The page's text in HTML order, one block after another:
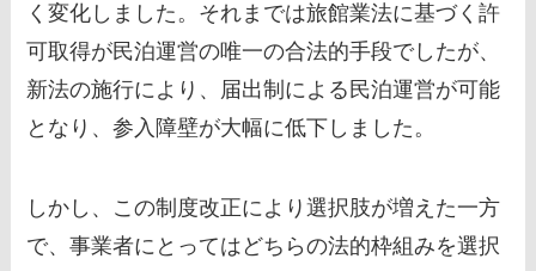
く変化しました。それまでは旅館業法に基づく許
可取得が民泊運営の唯一の合法的手段でしたが、
新法の施行により、届出制による民泊運営が可能
となり、参入障壁が大幅に低下しました。
しかし、この制度改正により選択肢が増えた一方
で、事業者にとってはどちらの法的枠組みを選択